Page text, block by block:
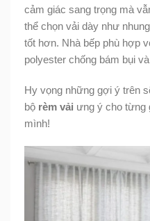
cảm giác sang trọng mà
thể chọn vải dày như
tốt hơn. Nhà bếp phù hợp
polyester chống bám bụi
Hy vọng những gợi ý trên
bộ rèm vải ưng ý cho từng
mình!